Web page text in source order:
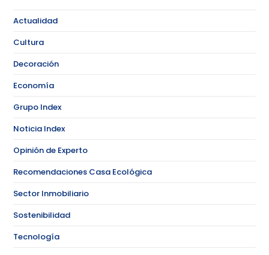
Actualidad
Cultura
Decoración
Economía
Grupo Index
Noticia Index
Opinión de Experto
Recomendaciones Casa Ecológica
Sector Inmobiliario
Sostenibilidad
Tecnología